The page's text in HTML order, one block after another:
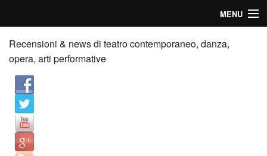
MENU
Home
Recensioni
Anticipazioni
News
Palazzi consiglia
Recensioni & news di teatro contemporaneo, danza,
opera, arti performative